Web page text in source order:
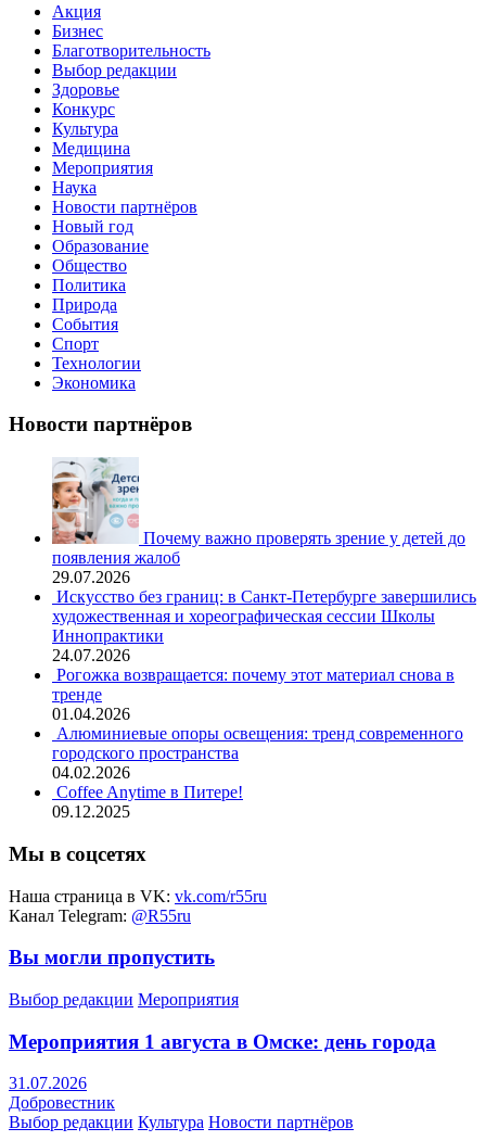
Акция
Бизнес
Благотворительность
Выбор редакции
Здоровье
Конкурс
Культура
Медицина
Мероприятия
Наука
Новости партнёров
Новый год
Образование
Общество
Политика
Природа
События
Спорт
Технологии
Экономика
Новости партнёров
Почему важно проверять зрение у детей до
появления жалоб
29.07.2026
Искусство без границ: в Санкт-Петербурге завершились
художественная и хореографическая сессии Школы
Иннопрактики
24.07.2026
Рогожка возвращается: почему этот материал снова в
тренде
01.04.2026
Алюминиевые опоры освещения: тренд современного
городского пространства
04.02.2026
Coffee Anytime в Питере!
09.12.2025
Мы в соцсетях
Наша страница в VK: vk.com/r55ru
Канал Telegram: @R55ru
Вы могли пропустить
Выбор редакции Мероприятия
Мероприятия 1 августа в Омске: день города
31.07.2026
Добровестник
Выбор редакции Культура Новости партнёров